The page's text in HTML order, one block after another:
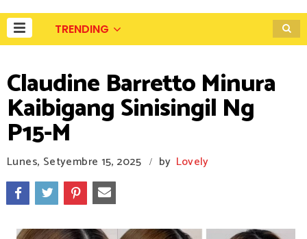
TRENDING
Claudine Barretto Minura
Kaibigang Sinisingil Ng
P15-M
Lunes, Setyembre 15, 2025 / by Lovely